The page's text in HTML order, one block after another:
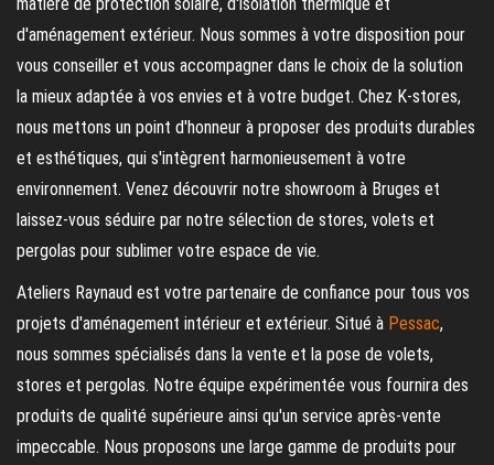
d'aménagement extérieur. Nous sommes à votre disposition pour
vous conseiller et vous accompagner dans le choix de la solution
la mieux adaptée à vos envies et à votre budget. Chez K-stores,
nous mettons un point d'honneur à proposer des produits durables
et esthétiques, qui s'intègrent harmonieusement à votre
environnement. Venez découvrir notre showroom à Bruges et
laissez-vous séduire par notre sélection de stores, volets et
pergolas pour sublimer votre espace de vie.
Ateliers Raynaud est votre partenaire de confiance pour tous vos
projets d'aménagement intérieur et extérieur. Situé à Pessac,
nous sommes spécialisés dans la vente et la pose de volets,
stores et pergolas. Notre équipe expérimentée vous fournira des
produits de qualité supérieure ainsi qu'un service après-vente
impeccable. Nous proposons une large gamme de produits pour